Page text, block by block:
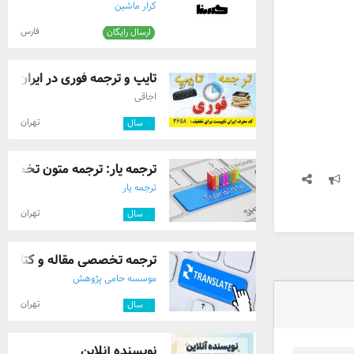
کرار‌ ماشین
ارسال رایگان فارس
تایپ و ترجمه فوری در ایران
اجاقی
سال تهران
ترجمه یار: ترجمه متون
ترجمه یار
سال تهران
ترجمه تخصصی مقاله و کتاب
موسسه حامی پژوهش
سال تهران